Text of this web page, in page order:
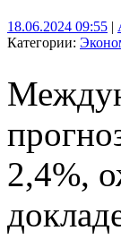
18.06.2024 09:55 |
Категории:
2,4%,